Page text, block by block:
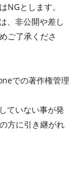
NGとします。
、非公開や差し
ご了承くださ
での著作権管理
ていない事が発
方に引き継がれ